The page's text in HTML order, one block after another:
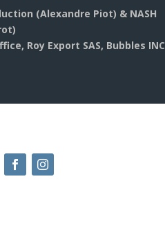
(Alexandre Piot) & NASH
Roy Export SAS, Bubbles INC